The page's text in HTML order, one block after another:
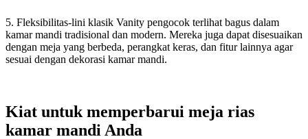
5. Fleksibilitas-lini klasik Vanity pengocok terlihat bagus dalam
kamar mandi tradisional dan modern. Mereka juga dapat disesuaikan
dengan meja yang berbeda, perangkat keras, dan fitur lainnya agar
sesuai dengan dekorasi kamar mandi.
Kiat untuk memperbarui meja rias
kamar mandi Anda